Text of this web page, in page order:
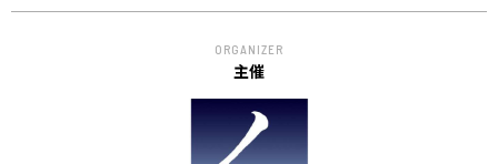
ORGANIZER
主催